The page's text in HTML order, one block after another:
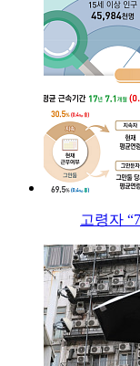
고령자